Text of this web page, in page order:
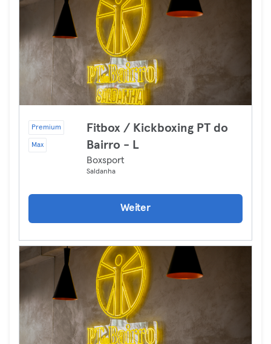
Premium
Max
Fitbox / Kickboxing PT do
Bairro - L
Boxsport
Saldanha
Weiter